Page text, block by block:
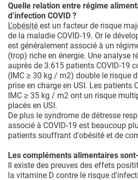
Quelle relation entre régime
d’infection COVID ?
L'obésité est un facteur de risque
de la maladie COVID-19. Or le
est généralement associé à un
(trop) riche en énergie. Une analyse
auprès de 3.615 patients COVID-19
(IMC ≥ 30 kg / m2) double le risque
prise en charge en USI. Les patients
IMC ≥ 35 kg / m2 ont un risque
placés en USI.
De plus le syndrome de détresse
associé à COVID-19 est beaucoup
patients souffrant d'obésité et de
Les compléments alimentaires
Il existe des preuves des effets
la vitamine D contre le risque